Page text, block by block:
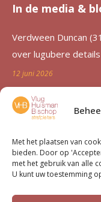
Met het plaatsen van
bieden. Door op
met het gebruik van alle
U kunt uw toestemming
In de media &
Verdween Duncan
over lugubere
12 juni 2026
Zutphen al 36 jaar in
Zwakke: ‘Een
Advocatenechtpaar
excessief declareren
1 juni 2026